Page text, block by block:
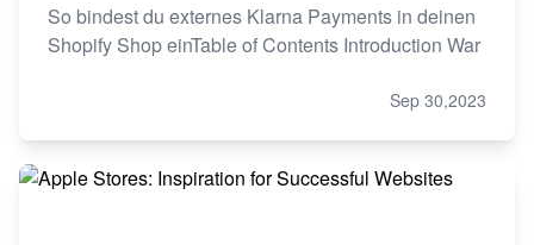
So bindest du externes Klarna Payments in deinen
Shopify Shop einTable of Contents Introduction War
Sep 30,2023